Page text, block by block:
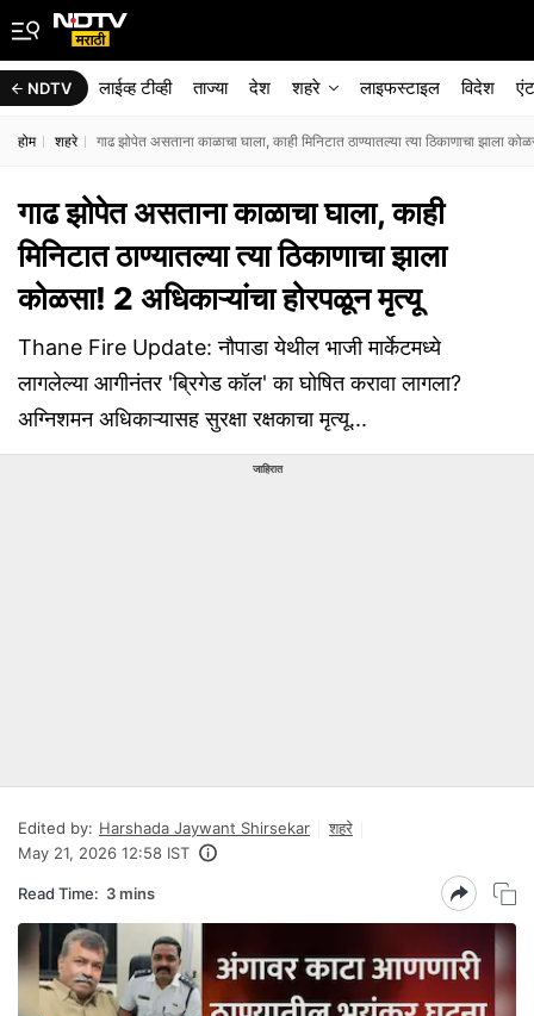
NDTV लाईव्ह टीव्ही ताज्या देश शहरे लाइफस्टाइल विदेश
होम शहरे गाढ झोपेत असताना काळाचा घाला, काही मिनिटात ठाण्यातल्या त्या ठिकाणाचा झाला
गाढ झोपेत असताना काळाचा घाला, काही
मिनिटात ठाण्यातल्या त्या ठिकाणाचा झाला
कोळसा! 2 अधिकाऱ्यांचा होरपळून मृत्यू
Thane Fire Update: नौपाडा येथील भाजी मार्केटमध्ये
लागलेल्या आगीनंतर 'ब्रिगेड कॉल' का घोषित करावा लागला?
अग्निशमन अधिकाऱ्यासह सुरक्षा रक्षकाचा मृत्यू...
जाहिरात
Edited by: Harshada Jaywant Shirsekar
शहरे
May 21, 2026 12:58 IST
Read Time: 3 mins